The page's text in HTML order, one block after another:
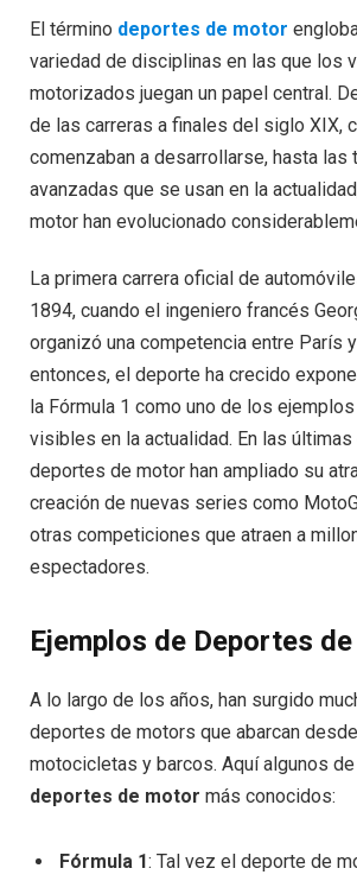
El término deportes de motor
variedad de disciplinas en las que los
motorizados juegan un papel central.
de las carreras a finales del siglo XIX,
comenzaban a desarrollarse, hasta las
avanzadas que se usan en la
motor han evolucionado
La primera carrera oficial de
1894, cuando el ingeniero francés
organizó una competencia entre París
entonces, el deporte ha crecido
la Fórmula 1 como uno de los
visibles en la actualidad. En las
deportes de motor han ampliado su
creación de nuevas series como
otras competiciones que atraen a
espectadores.
Ejemplos de Deportes
A lo largo de los años, han surgido
deportes de motors que abarcan
motocicletas y barcos. Aquí algunos
deportes de motor más conocidos:
Fórmula 1: Tal vez el deporte de